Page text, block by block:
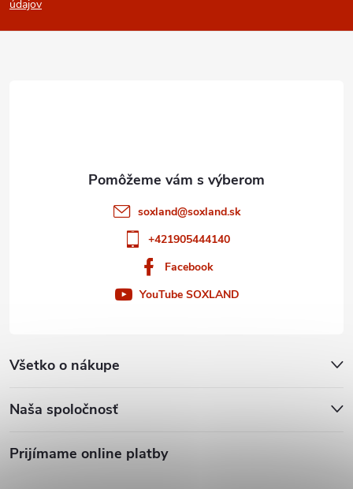
púdajov
soxland@soxland.sk
+421905444140
Facebook
YouTube SOXLAND
Všetko o nákupe
Naša spoločnosť
Prijímame online platby